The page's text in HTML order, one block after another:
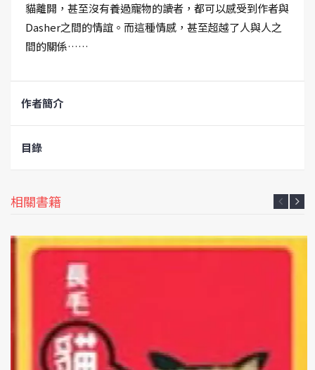
貓離開，甚至沒有養過寵物的讀者，都可以感受到作者與
Dasher之間的情誼。而這種情感，甚至超越了人與人之
間的關係……
作者簡介
目錄
相關書籍